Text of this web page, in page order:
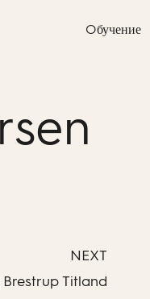
Oбучение
NEXT
Brestrup Titland